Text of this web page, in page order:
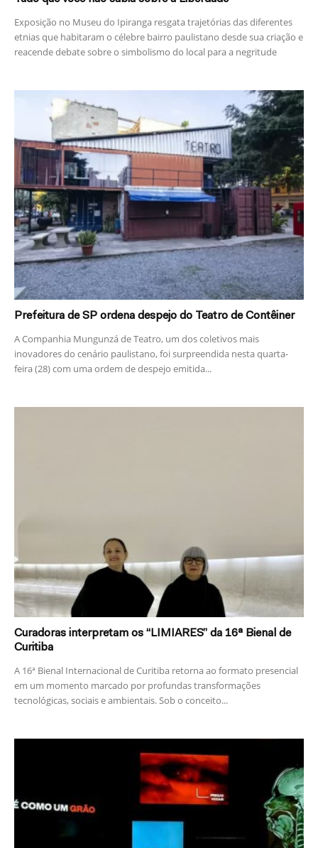
Exposição no Museu do Ipiranga resgata trajetórias das diferentes
etnias que habitaram o célebre bairro paulistano desde sua criação e
reacende debate sobre o simbolismo do local para a negritude
Prefeitura de SP ordena despejo do Teatro de Contêiner
A Companhia Mungunzá de Teatro, um dos coletivos mais
inovadores do cenário paulistano, foi surpreendida nesta quarta-
feira (28) com uma ordem de despejo emitida...
Curadoras interpretam os “LIMIARES” da 16ª Bienal de
Curitiba
A 16ª Bienal Internacional de Curitiba retorna ao formato presencial
em um momento marcado por profundas transformações
tecnológicas, sociais e ambientais. Sob o conceito...